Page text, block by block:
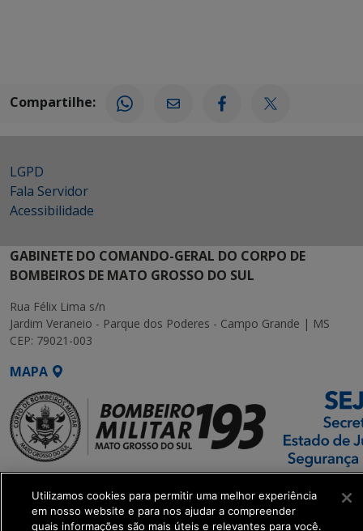
Compartilhe:
LGPD
Fala Servidor
Acessibilidade
GABINETE DO COMANDO-GERAL DO CORPO DE
BOMBEIROS DE MATO GROSSO DO SUL
Rua Félix Lima s/n
Jardim Veraneio - Parque dos Poderes - Campo Grande | MS
CEP: 79021-003
MAPA
SETDIG | Secretaria-
Executiva de
Transformação Digital
Utilizamos cookies para permitir uma melhor experiência
em nosso website e para nos ajudar a compreender
quais informações são mais úteis e relevantes para você.